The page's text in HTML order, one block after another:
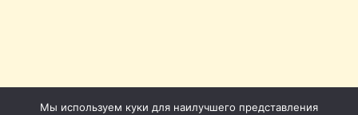
Мы используем куки для наилучшего представления